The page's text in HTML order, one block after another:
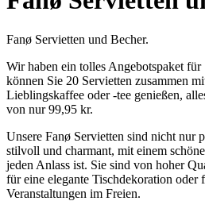
Fanø Servietten und Becher.
Wir haben ein tolles Angebotspaket
können Sie 20 Servietten zusammen
Lieblingskaffee oder -tee genießen,
von nur 99,95 kr.
Unsere Fanø Servietten sind nicht nur
stilvoll und charmant, mit einem
jeden Anlass ist. Sie sind von hoher
für eine elegante Tischdekoration oder
Veranstaltungen im Freien.